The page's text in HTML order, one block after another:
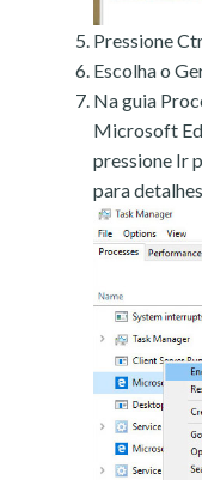
Pressione
Escolha o
Na guia
Microsoft
pressione Ir
para